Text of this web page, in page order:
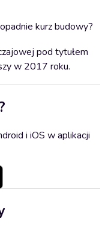
kurz budowy?
pod tytułem
w 2017 roku.
i iOS w aplikacji